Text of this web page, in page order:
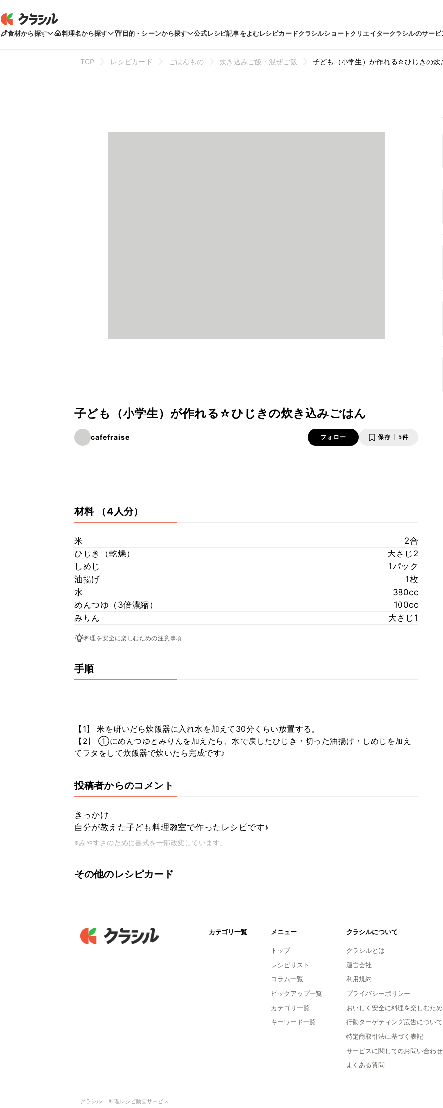
食材から探す 料理名から探す 目的・シーンから探す 公式レシピ記事をよむレシピカードクラシルショートクリエイタークラシルのサービ
TOP レシピカード ごはんもの 炊き込みご飯・混ぜご飯 子ども（小学生）が作れる☆ひじきの炊
子ども（小学生）が作れる☆ひじきの炊き込みごはん
cafefraise フォロー 保存 5件
材料 （4人分）
米
2合
ひじき（乾燥）
大さじ2
しめじ
1パック
油揚げ
1枚
水
380cc
めんつゆ（3倍濃縮）
100cc
みりん
大さじ1
料理を安全に楽しむための注意事項
手順
【1】 米を研いだら炊飯器に入れ水を加えて30分くらい放置する。
【2】 ①にめんつゆとみりんを加えたら、水で戻したひじき・切った油揚げ・しめじを加え
てフタをして炊飯器で炊いたら完成です♪
投稿者からのコメント
きっかけ
自分が教えた子ども料理教室で作ったレシピです♪
※みやすさのために書式を一部改変しています。
その他のレシピカード
カテゴリ一覧 メニュー
トップ
レシピリスト
コラム一覧
ピックアップ一覧
カテゴリ一覧
キーワード一覧
クラシルについて
クラシルとは
運営会社
利用規約
プライバシーポリシー
おいしく安全に料理を楽しむため
行動ターゲティング広告について
特定商取引法に基づく表記
サービスに関してのお問い合わせ
よくある質問
クラシル ｜料理レシピ動画サービス